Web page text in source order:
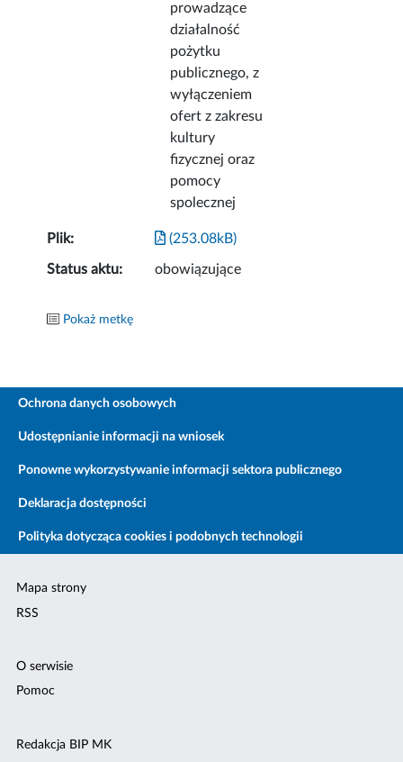
prowadzące
działalność
pożytku
publicznego, z
wyłączeniem
ofert z zakresu
kultury
fizycznej oraz
pomocy
spolecznej
Plik: (253.08kB)
Status aktu: obowiązujące
Pokaż metkę
Ochrona danych osobowych
Udostępnianie informacji na wniosek
Ponowne wykorzystywanie informacji sektora publicznego
Deklaracja dostępności
Polityka dotycząca cookies i podobnych technologii
Mapa strony
RSS
O serwisie
Pomoc
Redakcja BIP MK